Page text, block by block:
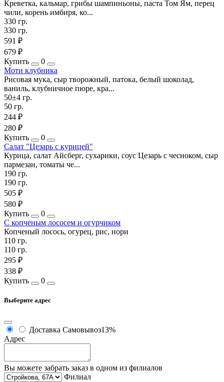
Креветка, кальмар, грибы шампиньоны, паста Том Ям, перец
чили, корень имбиря, ко...
330 гр.
330 гр.
591 ₽
679 ₽
Купить
0
Моти клубника
Рисовая мука, сыр творожный, патока, белый шоколад,
ваниль, клубничное пюре, кра...
50±4 гр.
50 гр.
244 ₽
280 ₽
Купить
0
Салат "Цезарь с курицей"
Курица, салат Айсберг, сухарики, соус Цезарь с чесноком, сыр
пармезан, томаты че...
190 гр.
190 гр.
505 ₽
580 ₽
Купить
0
С копченым лососем и огурчиком
Копченый лосось, огурец, рис, нори
110 гр.
110 гр.
295 ₽
338 ₽
Купить
0
Выберите адрес
Доставка Самовывоз13%
Адрес
Вы можете забрать заказ в одном из филиалов
Филиал